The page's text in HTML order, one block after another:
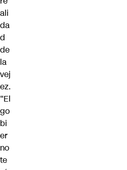
ali
da
d
de
la
vej
ez.
“El
go
bi
er
no
te